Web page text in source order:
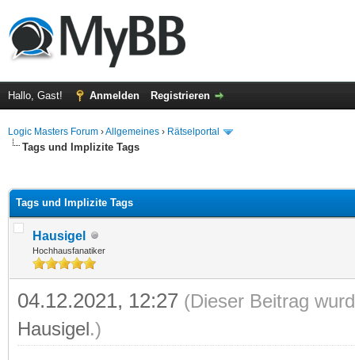
Hallo, Gast! Anmelden Registrieren
Logic Masters Forum ›Allgemeines › Rätselportal
Tags und Implizite Tags
Tags und Implizite Tags
Hausigel
Hochhausfanatiker
04.12.2021, 12:27 (Dieser Beitrag
Hausigel.)